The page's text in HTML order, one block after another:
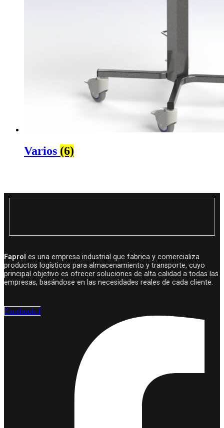
Varios (6)
Faprol es una empresa industrial que fabrica y comercializa
productos logísticos para almacenamiento y transporte, cuyo
principal objetivo es ofrecer soluciones de alta calidad a todas las
empresas, basándose en las necesidades reales de cada cliente.
Facebook-f